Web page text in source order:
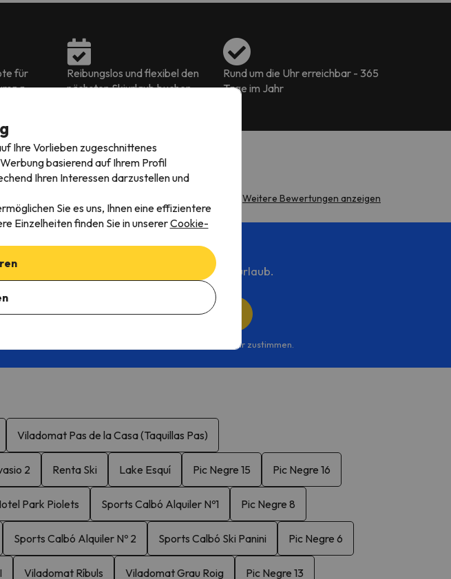
für
Reibungslos und flexibel den
nächsten Skiurlaub buchen
Rund um die Uhr erreichbar - 365
Tage im Jahr
Weitere Bewertungen anzeigen
erwartet euch!
Sie die absolut besten Angebote für Skiurlaub.
Jetzt anmelden!
dass Sie die gelesen haben und ihr zustimmen.
Viladomat Pas de la Casa (Taquillas Pas)
2 Renta Ski Lake Esquí Pic Negre 15 Pic Negre 16
Park Piolets Sports Calbó Alquiler Nº1 Pic Negre 8
Sports Calbó Alquiler Nº 2 Sports Calbó Ski Panini Pic Negre 6
Viladomat Ríbuls Viladomat Grau Roig Pic Negre 13
Ihre Vorlieben zugeschnittenes
basierend auf Ihrem Profil
Ihren Interessen darzustellen und
Sie es uns, Ihnen eine effizientere
Einzelheiten finden Sie in unsererCookie-